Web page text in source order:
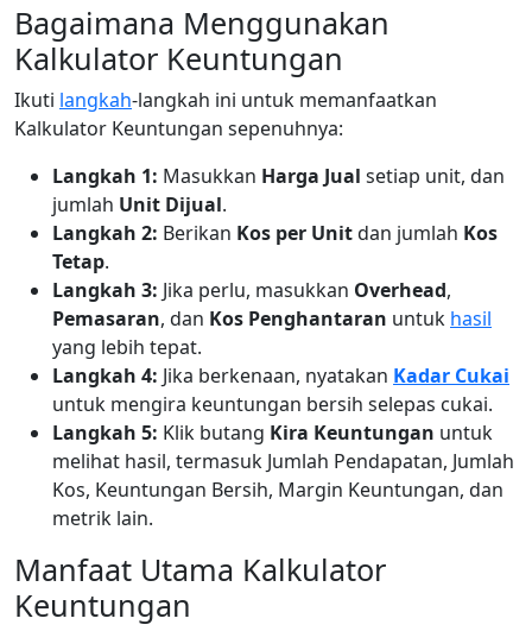
Bagaimana Menggunakan
Kalkulator Keuntungan
Ikuti langkah-langkah ini untuk memanfaatkan
Kalkulator Keuntungan sepenuhnya:
Langkah 1: Masukkan Harga Jual setiap unit, dan
jumlah Unit Dijual.
Langkah 2: Berikan Kos per Unitdan jumlah Kos
Tetap.
Langkah 3: Jika perlu, masukkan Overhead,
Pemasaran, dan Kos Penghantaran untuk hasil
yang lebih tepat.
Langkah 4: Jika berkenaan, nyatakan Kadar Cukai
untuk mengira keuntungan bersih selepas cukai.
Langkah 5: Klik butang Kira Keuntungan untuk
melihat hasil, termasuk Jumlah Pendapatan, Jumlah
Kos, Keuntungan Bersih, Margin Keuntungan, dan
metrik lain.
Manfaat Utama Kalkulator
Keuntungan